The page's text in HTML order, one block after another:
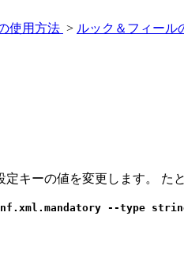
使用方法 > ルック＆フィール
定キーの値を変更します。 た
--type